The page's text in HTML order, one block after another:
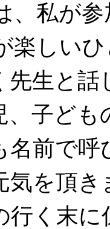
、私が
楽しい
先生と
、子ど
名前で
気を頂
行く末